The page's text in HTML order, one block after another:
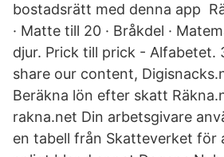
bostadsrätt med denna app
· Matte till 20 · Bråkdel ·
djur. Prick till prick - Alfabetet.
share our content,
Beräkna lön efter skatt
rakna.net Din arbetsgivare
en tabell från Skatteverket för